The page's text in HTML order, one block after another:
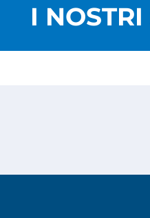
I